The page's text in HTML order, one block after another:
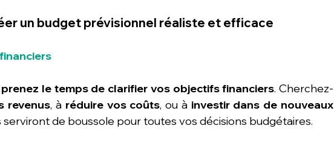
un budget prévisionnel réaliste et efficace
prenez le temps de clarifier vos objectifs financiers. Cherchez-
revenus, à réduire vos coûts, ou à investir dans de nouveaux
serviront de boussole pour toutes vos décisions budgétaires.